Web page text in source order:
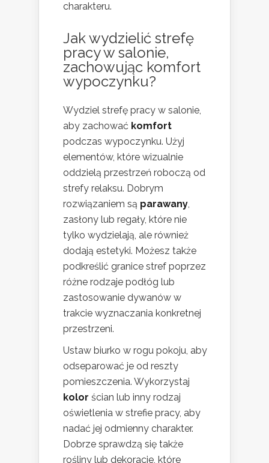
charakteru.
Jak wydzielić strefę
pracy w salonie,
zachowując komfort
wypoczynku?
Wydziel strefę pracy w salonie,
aby zachować komfort
podczas wypoczynku. Użyj
elementów, które wizualnie
oddzielą przestrzeń roboczą od
strefy relaksu. Dobrym
rozwiązaniem są parawany,
zasłony lub regały, które nie
tylko wydzielają, ale również
dodają estetyki. Możesz także
podkreślić granice stref poprzez
różne rodzaje podłóg lub
zastosowanie dywanów w
trakcie wyznaczania konkretnej
przestrzeni.
Ustaw biurko w rogu pokoju, aby
odseparować je od reszty
pomieszczenia. Wykorzystaj
kolor ścian lub inny rodzaj
oświetlenia w strefie pracy, aby
nadać jej odmienny charakter.
Dobrze sprawdzą się także
rośliny lub dekoracje, które